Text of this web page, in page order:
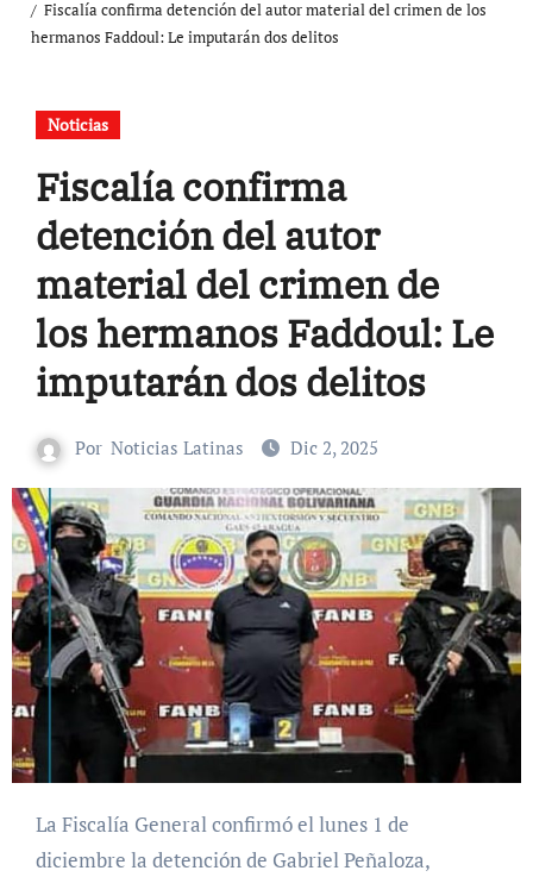
Fiscalía confirma detención del autor material del crimen de los
hermanos Faddoul: Le imputarán dos delitos
Noticias
Fiscalía confirma
detención del autor
material del crimen de
los hermanos Faddoul: Le
imputarán dos delitos
Por Noticias Latinas Dic 2, 2025
La Fiscalía General confirmó el lunes 1 de
diciembre la detención de Gabriel Peñaloza,